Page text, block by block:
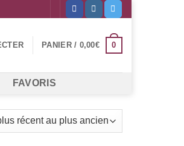
PANIER / 0,00€ 0
FAVORIS